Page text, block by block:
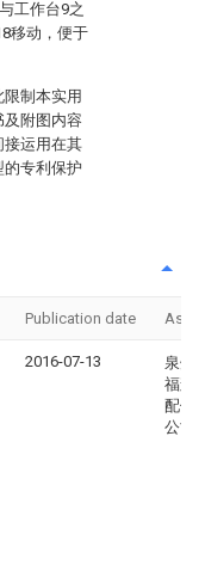
工作台9之
移动，便于
制本实用
附图内容
接运用在其
专利保护
Publication date
2016-07-13
泉州
福辉
配件
公司